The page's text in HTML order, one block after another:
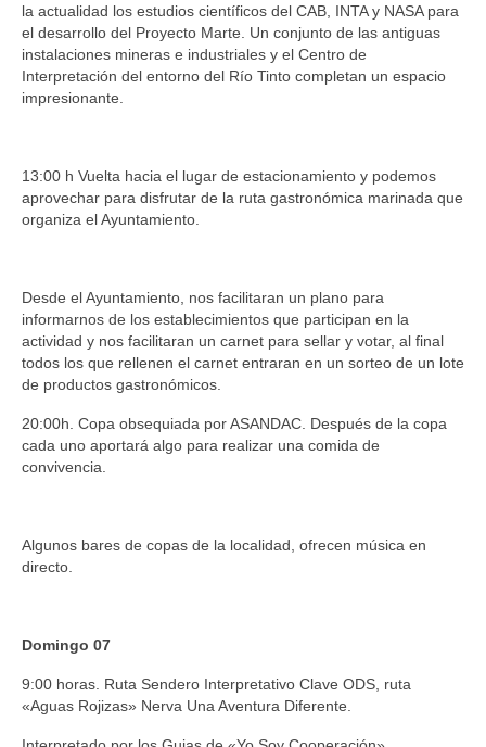
la actualidad los estudios científicos del CAB, INTA y NASA para
el desarrollo del Proyecto Marte. Un conjunto de las antiguas
instalaciones mineras e industriales y el Centro de
Interpretación del entorno del Río Tinto completan un espacio
impresionante.
13:00 h Vuelta hacia el lugar de estacionamiento y podemos
aprovechar para disfrutar de la ruta gastronómica marinada que
organiza el Ayuntamiento.
Desde el Ayuntamiento, nos facilitaran un plano para
informarnos de los establecimientos que participan en la
actividad y nos facilitaran un carnet para sellar y votar, al final
todos los que rellenen el carnet entraran en un sorteo de un lote
de productos gastronómicos.
20:00h. Copa obsequiada por ASANDAC. Después de la copa
cada uno aportará algo para realizar una comida de
convivencia.
Algunos bares de copas de la localidad, ofrecen música en
directo.
Domingo 07
9:00 horas. Ruta Sendero Interpretativo Clave ODS, ruta
«Aguas Rojizas» Nerva Una Aventura Diferente.